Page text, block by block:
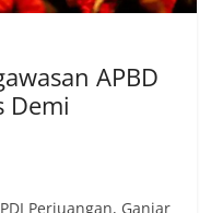
APBD
Demi
PDI Perjuangan, Ganjar